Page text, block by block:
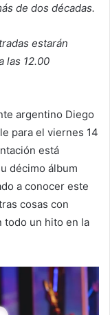
de dos décadas.
estarán
las 12.00
argentino Diego
para el viernes 14
está
décimo álbum
a conocer este
cosas con
todo un hito en la